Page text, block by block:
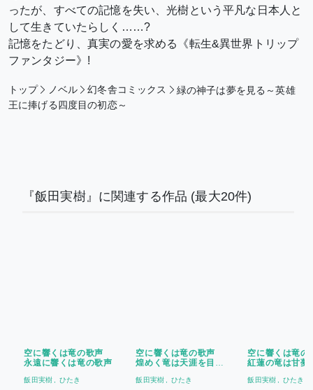
ったが、すべての記憶を失い、光樹という平凡な日本人と
して生きていたらしく……?
記憶をたどり、真実の愛を求める《転生&異世界トリップ
ファンタジー》!
トップ ノベル 幻冬舎コミックス
緑の神子は夢を見る～英雄
王に捧げる四度目の初恋～
『飯田実樹』に関連する作品 (最大20件)
空に響くは竜の歌声
永遠に響くは竜の歌声
飯田実樹 ひたき
空に響くは竜の歌声
煌めく竜は天涯を目指
飯田実樹 ひたき
空に響くは竜の
紅蓮の竜は甘夢
飯田実樹 ひたき